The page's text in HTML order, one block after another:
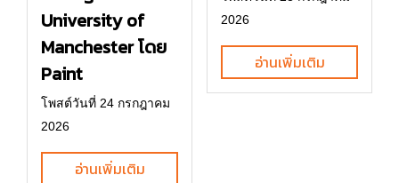
University of
Manchester โดย
Paint
โพสต์วันที่ 24 กรกฎาคม
2026
อ่านเพิ่มเติม
2026
อ่านเพิ่มเติม